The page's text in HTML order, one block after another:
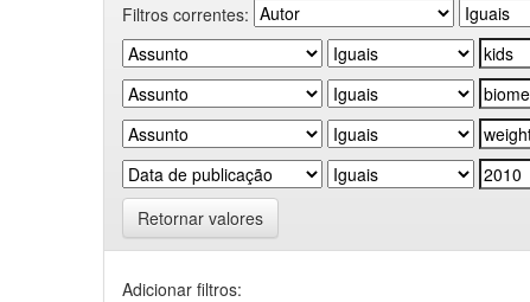
Filtros correntes:
Retornar valores
Adicionar filtros: